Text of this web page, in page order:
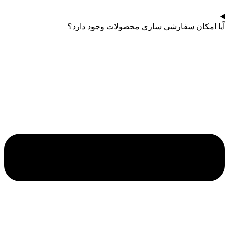
آیا امکان سفارشی سازی محصولات وجود دارد؟